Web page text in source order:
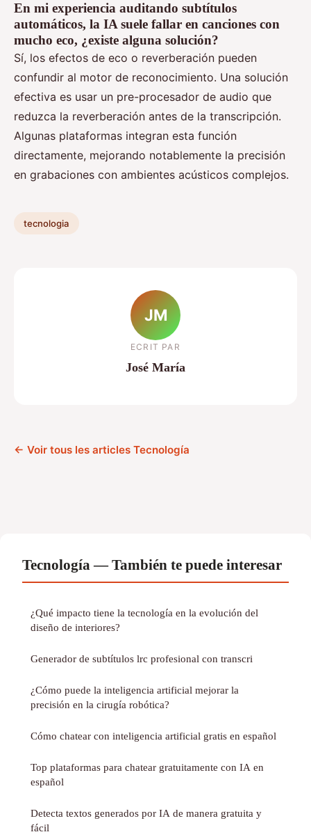
En mi experiencia auditando subtítulos
automáticos, la IA suele fallar en canciones con
mucho eco, ¿existe alguna solución?
Sí, los efectos de eco o reverberación pueden
confundir al motor de reconocimiento. Una solución
efectiva es usar un pre-procesador de audio que
reduzca la reverberación antes de la transcripción.
Algunas plataformas integran esta función
directamente, mejorando notablemente la precisión
en grabaciones con ambientes acústicos complejos.
tecnologia
JM
ECRIT PAR
José María
← Voir tous les articles Tecnología
Tecnología — También te puede interesar
¿Qué impacto tiene la tecnología en la evolución del
diseño de interiores?
Generador de subtítulos lrc profesional con transcri
¿Cómo puede la inteligencia artificial mejorar la
precisión en la cirugía robótica?
Cómo chatear con inteligencia artificial gratis en español
Top plataformas para chatear gratuitamente con IA en
español
Detecta textos generados por IA de manera gratuita y
fácil